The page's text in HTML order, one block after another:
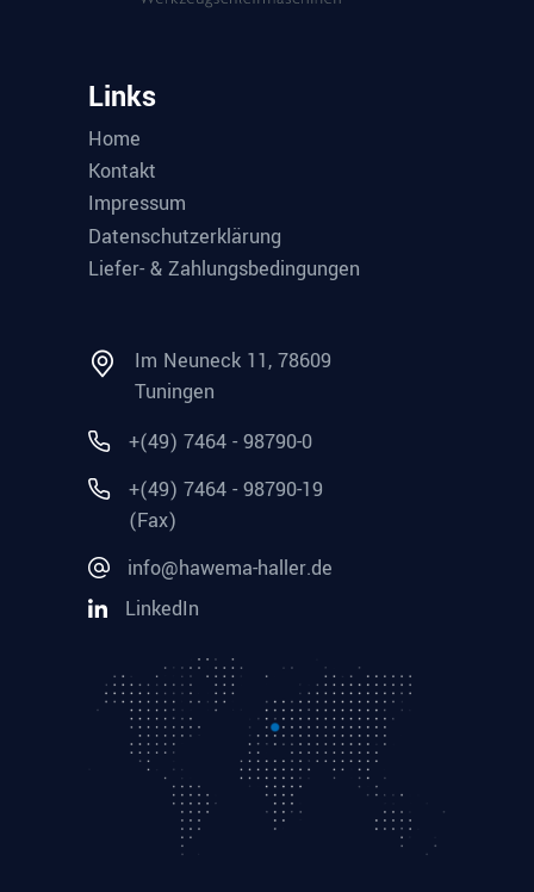
Links
Home
Kontakt
Impressum
Datenschutzerklärung
Liefer- & Zahlungsbedingungen
Im Neuneck 11, 78609
Tuningen
+(49) 7464 - 98790-0
+(49) 7464 - 98790-19
(Fax)
info@hawema-haller.de
LinkedIn